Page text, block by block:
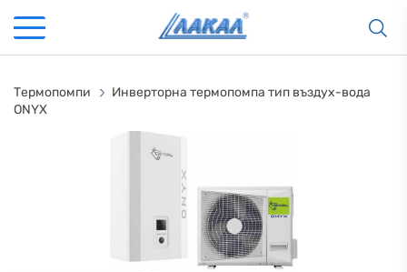
Термопомпи
Инверторна термопомпа тип въздух-вода
ONYX